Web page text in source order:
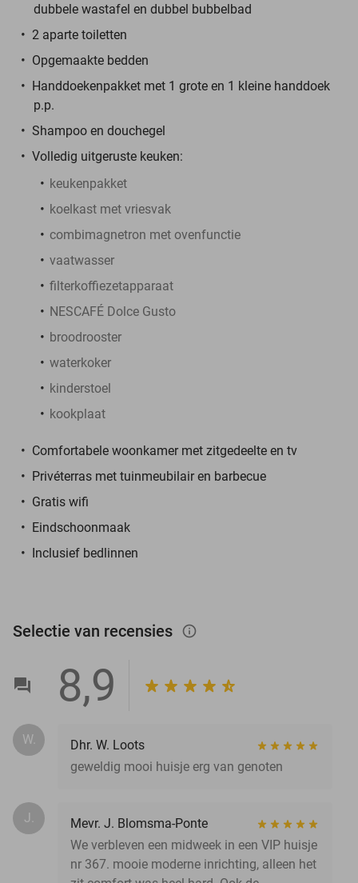
dubbele wastafel en dubbel bubbelbad
2 aparte toiletten
Opgemaakte bedden
Handdoekenpakket met 1 grote en 1 kleine handdoek
p.p.
Shampoo en douchegel
Volledig uitgeruste keuken:
keukenpakket
koelkast met vriesvak
combimagnetron met ovenfunctie
vaatwasser
filterkoffiezetapparaat
NESCAFÉ Dolce Gusto
broodrooster
waterkoker
kinderstoel
kookplaat
Comfortabele woonkamer met zitgedeelte en tv
Privéterras met tuinmeubilair en barbecue
Gratis wifi
Eindschoonmaak
Inclusief bedlinnen
Selectie van recensies info_outlined
8,9
W.
Dhr. W. Loots
geweldig mooi huisje erg van genoten
J.
Mevr. J. Blomsma-Ponte
We verbleven een midweek in een VIP huisje
nr 367. mooie moderne inrichting, alleen het